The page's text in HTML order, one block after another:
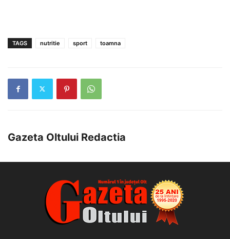
TAGS nutritie sport toamna
Gazeta Oltului Redactia